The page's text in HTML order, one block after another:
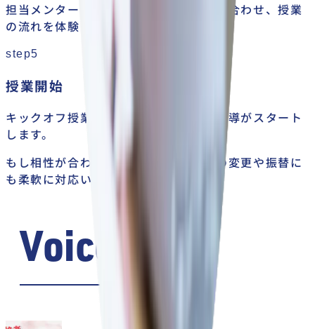
担当メンターと今後の方針・目標をすり合わせ、授業
の流れを体験していただきます。
step5
授業開始
キックオフ授業後、いよいよ本格的な指導がスタート
します。
もし相性が合わない場合は、メンターの変更や振替に
も柔軟に対応いたします。
Voices